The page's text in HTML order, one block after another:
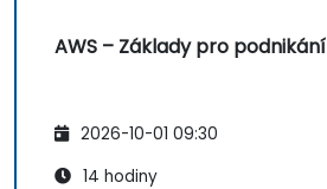
AWS – Základy pro podnikání
2026-10-01 09:30
14 hodiny